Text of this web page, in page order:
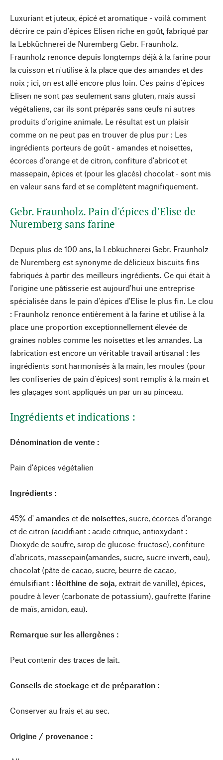
Luxuriant et juteux, épicé et aromatique - voilà comment
décrire ce pain d'épices Elisen riche en goût, fabriqué par
la Lebküchnerei de Nuremberg Gebr. Fraunholz.
Fraunholz renonce depuis longtemps déjà à la farine pour
la cuisson et n'utilise à la place que des amandes et des
noix ; ici, on est allé encore plus loin. Ces pains d'épices
Elisen ne sont pas seulement sans gluten, mais aussi
végétaliens, car ils sont préparés sans œufs ni autres
produits d'origine animale. Le résultat est un plaisir
comme on ne peut pas en trouver de plus pur : Les
ingrédients porteurs de goût - amandes et noisettes,
écorces d'orange et de citron, confiture d'abricot et
massepain, épices et (pour les glacés) chocolat - sont mis
en valeur sans fard et se complètent magnifiquement.
Gebr. Fraunholz. Pain d'épices d'Elise de
Nuremberg sans farine
Depuis plus de 100 ans, la Lebküchnerei Gebr. Fraunholz
de Nuremberg est synonyme de délicieux biscuits fins
fabriqués à partir des meilleurs ingrédients. Ce qui était à
l'origine une pâtisserie est aujourd'hui une entreprise
spécialisée dans le pain d'épices d'Elise le plus fin. Le clou
: Fraunholz renonce entièrement à la farine et utilise à la
place une proportion exceptionnellement élevée de
graines nobles comme les noisettes et les amandes. La
fabrication est encore un véritable travail artisanal : les
ingrédients sont harmonisés à la main, les moules (pour
les confiseries de pain d'épices) sont remplis à la main et
les glaçages sont appliqués un par un au pinceau.
Ingrédients et indications :
Dénomination de vente :
Pain d'épices végétalien
Ingrédients :
45% d' amandes et de noisettes, sucre, écorces d'orange
et de citron (acidifiant : acide citrique, antioxydant :
Dioxyde de soufre, sirop de glucose-fructose), confiture
d'abricots, massepain(amandes, sucre, sucre inverti, eau),
chocolat (pâte de cacao, sucre, beurre de cacao,
émulsifiant : lécithine de soja, extrait de vanille), épices,
poudre à lever (carbonate de potassium), gaufrette (farine
de maïs, amidon, eau).
Remarque sur les allergènes :
Peut contenir des traces de lait.
Conseils de stockage et de préparation :
Conserver au frais et au sec.
Origine / provenance :